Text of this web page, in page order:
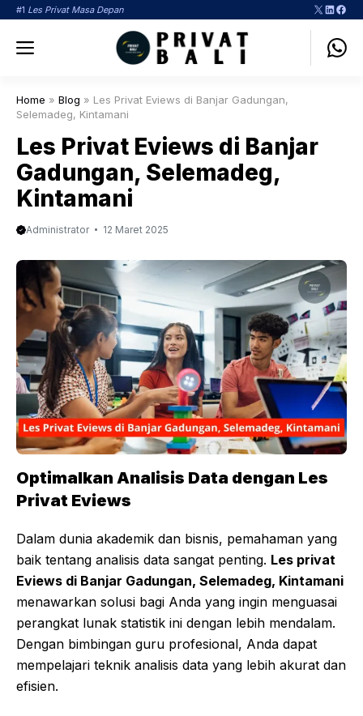
Langsung
#1 Les Privat Masa Depan X
Menu
Home » Blog » Les Privat Eviews di Banjar Gadungan,
Selemadeg, Kintamani
Les Privat Eviews di Banjar
Gadungan, Selemadeg,
Kintamani
Administrator 12 Maret 2025
Optimalkan Analisis Data dengan Les
Privat Eviews
Dalam dunia akademik dan bisnis, pemahaman yang
baik tentang analisis data sangat penting. Les privat
Eviews di Banjar Gadungan, Selemadeg, Kintamani
menawarkan solusi bagi Anda yang ingin menguasai
perangkat lunak statistik ini dengan lebih mendalam.
Dengan bimbingan guru profesional, Anda dapat
mempelajari teknik analisis data yang lebih akurat dan
efisien.